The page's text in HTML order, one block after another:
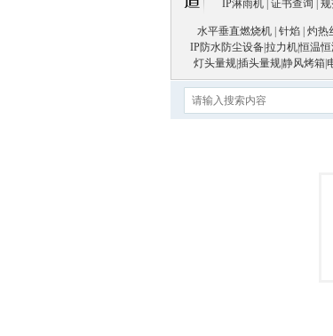
IP淋雨机| 证书查询 规
水平垂直燃烧机 针焰 灼热
IP防水防尘设备|拉力机|恒温恒
灯头量规插头量规静风烤箱